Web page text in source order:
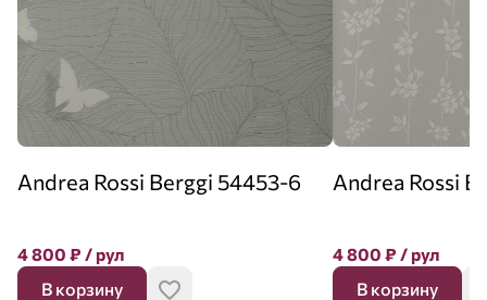
Andrea Rossi Berggi 54453-6
4 800 ₽ / рул
В корзину
Andrea Rossi
4 800 ₽ / рул
В корзину